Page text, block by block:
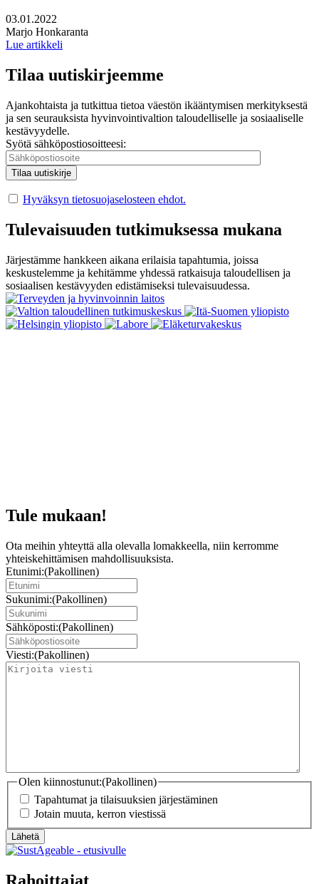
Julkaistu:
03.01.2022
Kirjoittajat:
Marjo Honkaranta
Lue artikkeli
Tilaa uutiskirjeemme
Ajankohtaista ja tutkittua tietoa väestön ikääntymisen merkityksestä
ja sen seurauksista hyvinvointivaltion taloudelliselle ja sosiaaliselle
kestävyydelle.
Syötä sähköpostiosoitteesi:
Hyväksyn tietosuojaselosteen ehdot.
Tulevaisuuden tutkimuksessa mukana
Järjestämme hankkeen aikana erilaisia tapahtumia, joissa
keskustelemme ja kehitämme yhdessä ratkaisuja taloudellisen ja
sosiaalisen kestävyyden edistämiseksi tulevaisuudessa.
Tule mukaan!
Ota meihin yhteyttä alla olevalla lomakkeella, niin kerromme
yhteiskehittämisen mahdollisuuksista.
Etunimi:(Pakollinen)
Sukunimi:(Pakollinen)
Sähköposti:(Pakollinen)
Viesti:(Pakollinen)
Olen kiinnostunut:(Pakollinen)
Tapahtumat ja tilaisuuksien järjestäminen
Jotain muuta, kerron viestissä
Lähetä